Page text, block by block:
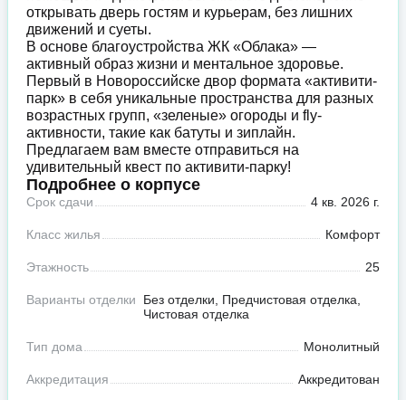
открывать дверь гостям и курьерам, без лишних
движений и суеты.
В основе благоустройства ЖК «Облака» —
активный образ жизни и ментальное здоровье.
Первый в Новороссийске двор формата «активити-
парк» в себя уникальные пространства для разных
возрастных групп, «зеленые» огороды и fly-
активности, такие как батуты и зиплайн.
Предлагаем вам вместе отправиться на
удивительный квест по активити-парку!
Подробнее о корпусе
Срок сдачи 4 кв. 2026 г.
Класс жилья Комфорт
Этажность 25
Варианты отделки
Без отделки, Предчистовая отделка,
Чистовая отделка
Тип дома Монолитный
Аккредитация Аккредитован